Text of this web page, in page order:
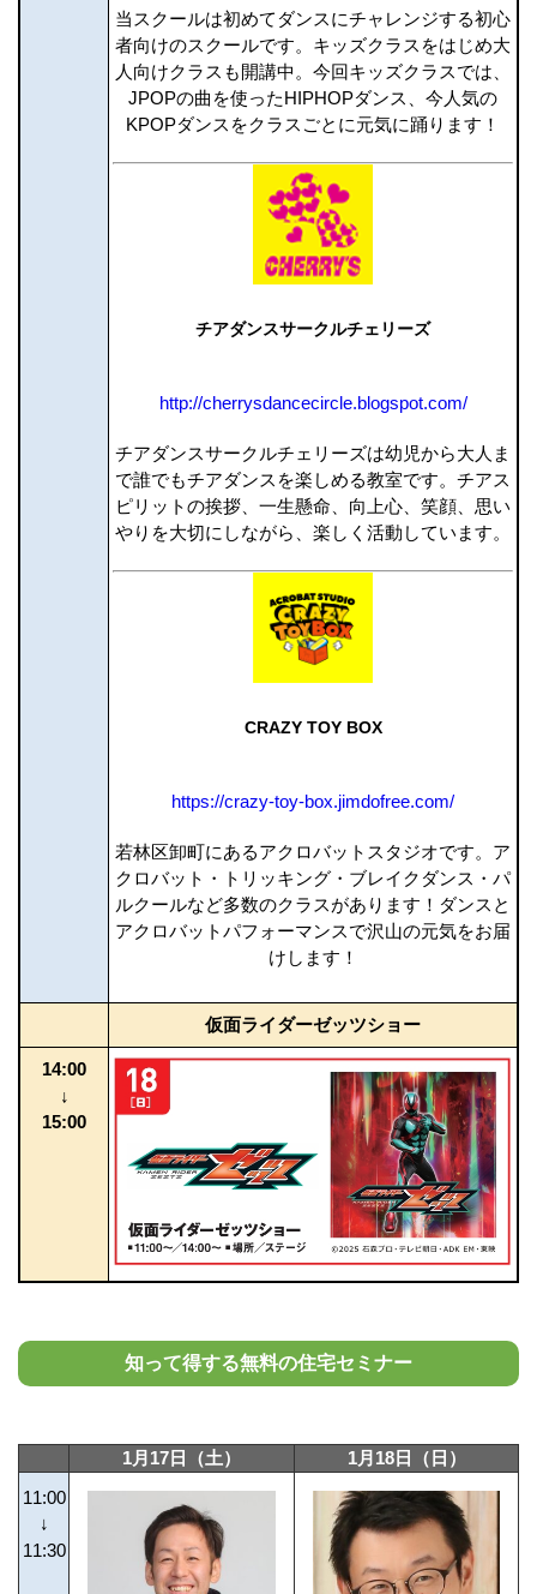
当スクールは初めてダンスにチャレンジする初心
者向けのスクールです。キッズクラスをはじめ大
人向けクラスも開講中。今回キッズクラスでは、
JPOPの曲を使ったHIPHOPダンス、今人気の
KPOPダンスをクラスごとに元気に踊ります！
チアダンスサークルチェリーズ
http://cherrysdancecircle.blogspot.com/
チアダンスサークルチェリーズは幼児から大人ま
で誰でもチアダンスを楽しめる教室です。チアス
ピリットの挨拶、一生懸命、向上心、笑顔、思い
やりを大切にしながら、楽しく活動しています。
CRAZY TOY BOX
https://crazy-toy-box.jimdofree.com/
若林区卸町にあるアクロバットスタジオです。ア
クロバット・トリッキング・ブレイクダンス・パ
ルクールなど多数のクラスがあります！ダンスと
アクロバットパフォーマンスで沢山の元気をお届
けします！
仮面ライダーゼッツショー
14:00
↓
15:00
知って得する無料の住宅セミナー
1月17日（土）
1月18日（日）
11:00
↓
11:30